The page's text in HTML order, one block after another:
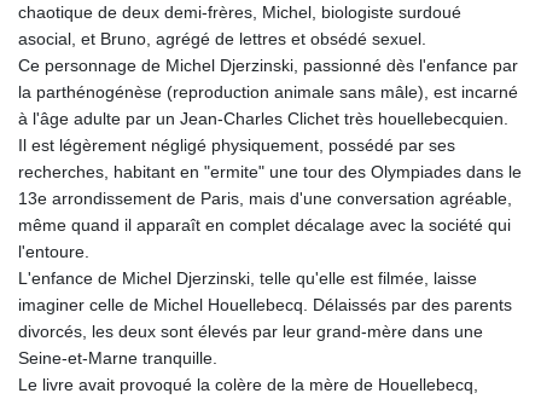
chaotique de deux demi-frères, Michel, biologiste surdoué
asocial, et Bruno, agrégé de lettres et obsédé sexuel.
Ce personnage de Michel Djerzinski, passionné dès l'enfance par
la parthénogénèse (reproduction animale sans mâle), est incarné
à l'âge adulte par un Jean-Charles Clichet très houellebecquien.
Il est légèrement négligé physiquement, possédé par ses
recherches, habitant en "ermite" une tour des Olympiades dans le
13e arrondissement de Paris, mais d'une conversation agréable,
même quand il apparaît en complet décalage avec la société qui
l'entoure.
L'enfance de Michel Djerzinski, telle qu'elle est filmée, laisse
imaginer celle de Michel Houellebecq. Délaissés par des parents
divorcés, les deux sont élevés par leur grand-mère dans une
Seine-et-Marne tranquille.
Le livre avait provoqué la colère de la mère de Houellebecq,